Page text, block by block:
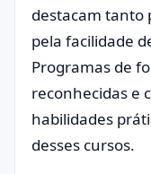
destacam tanto
pela facilidade
Programas de
reconhecidas e
habilidades
desses cursos.